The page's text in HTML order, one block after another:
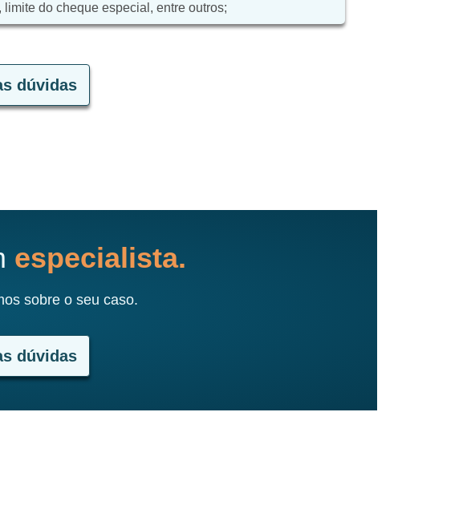
limite do cheque especial, entre outros;
dúvidas
especialista.
sobre o seu caso.
dúvidas